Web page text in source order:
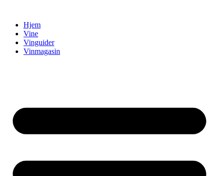
indholdHjem
Vine
Vinguider
Vinmagasin